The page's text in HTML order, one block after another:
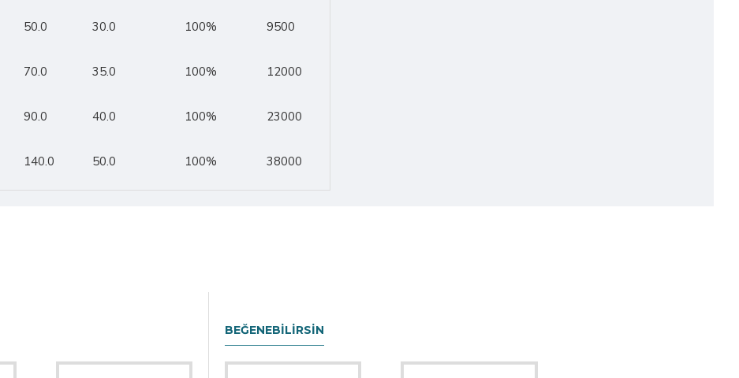
50.0 30.0 100% 9500
70.0 35.0 100% 12000
90.0 40.0 100% 23000
140.0 50.0 100% 38000
BEĞENEBILIRSIN